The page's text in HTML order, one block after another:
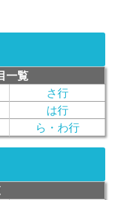
一覧
さ行
は行
ら・わ行